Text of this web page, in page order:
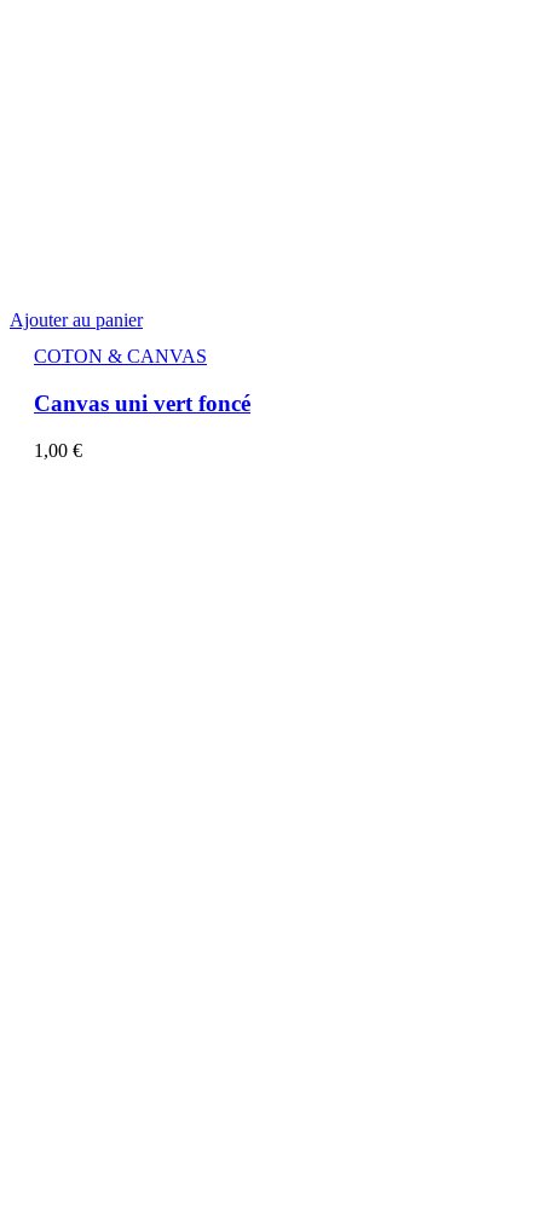
Ajouter au panier
COTON & CANVAS
Canvas uni vert foncé
1,00 €